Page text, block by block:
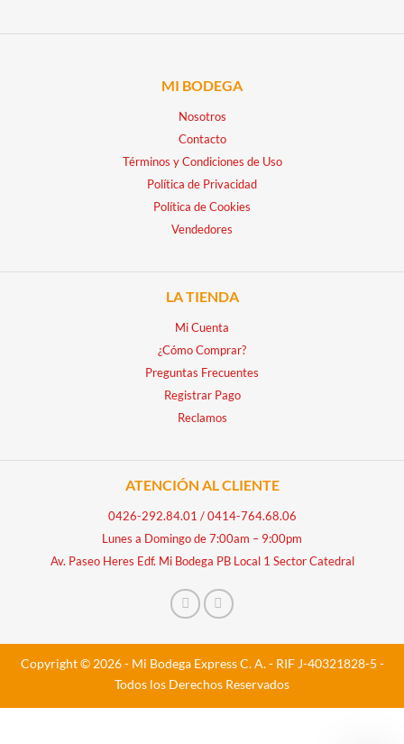
MI BODEGA
Nosotros
Contacto
Términos y Condiciones de Uso
Política de Privacidad
Política de Cookies
Vendedores
LA TIENDA
Mi Cuenta
¿Cómo Comprar?
Preguntas Frecuentes
Registrar Pago
Reclamos
ATENCIÓN AL CLIENTE
0426-292.84.01 /0414-764.68.06
Lunes a Domingo de 7:00am – 9:00pm
Av. Paseo Heres Edf. Mi Bodega PB Local 1 Sector Catedral
Copyright © 2026 - Mi Bodega Express C. A. - RIF J-40321828-5 -
Todos los Derechos Reservados